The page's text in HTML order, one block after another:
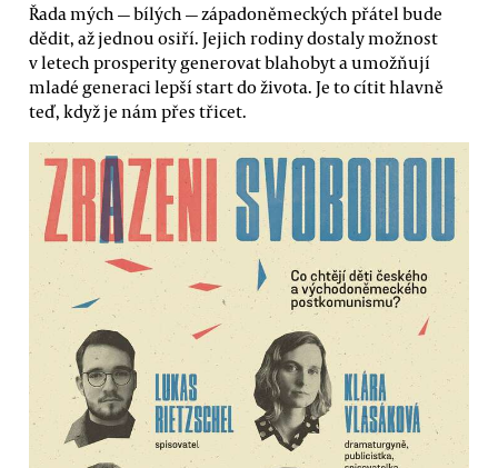
Řada mých — bílých — západoněmeckých přátel bude
dědit, až jednou osiří. Jejich rodiny dostaly možnost
v letech prosperity generovat blahobyt a umožňují
mladé generaci lepší start do života. Je to cítit hlavně
teď, když je nám přes třicet.